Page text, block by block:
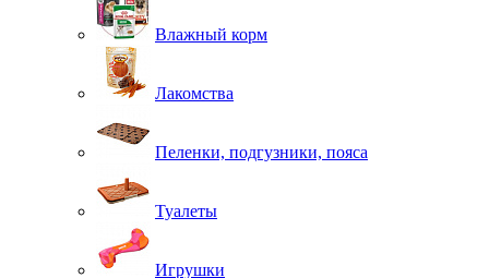
Влажный корм
Лакомства
Пеленки, подгузники, пояса
Туалеты
Игрушки